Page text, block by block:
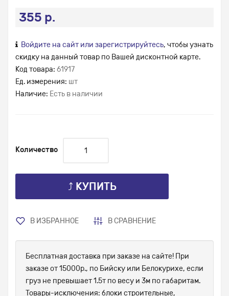
355 р.
Войдите на сайт или зарегистрируйтесь, чтобы узнать
скидку на данный товар по Вашей дисконтной карте.
Код товара: 61917
Ед. измерения: шт
Наличие: Есть в наличии
Количество
⤴ КУПИТЬ
В ИЗБРАННОЕ В СРАВНЕНИЕ
Бесплатная доставка при заказе на сайте! При
заказе от 15000р., по Бийску или Белокурихе, если
груз не превышает 1.5т по весу и 3м по габаритам.
Товары-исключения: блоки строительные,